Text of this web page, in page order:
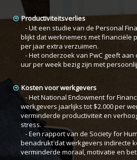
Productiviteitsverlies
- Uit een studie van de Personal
blijkt dat werknemers met financiële
per jaar extra verzuimen.
- Het onderzoek van PwC geeft
uur per week bezig zijn met
Kosten voor werkgevers
- Het National Endowment for
werkgevers jaarlijks tot $2.000 per
verminderde productiviteit en
stress.
- Een rapport van de Society for
benadrukt dat werkgevers indirecte
verminderde moraal, motivatie en